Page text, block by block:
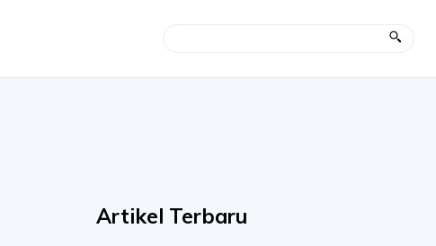
Artikel Terbaru